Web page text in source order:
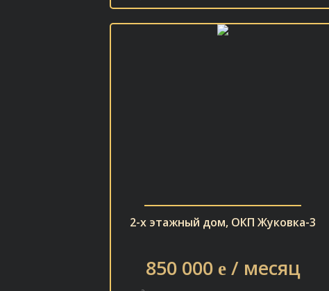
2-х этажный дом, ОКП Жуковка-3
850 000 e/ месяц
В ИЗБРАННОЕ